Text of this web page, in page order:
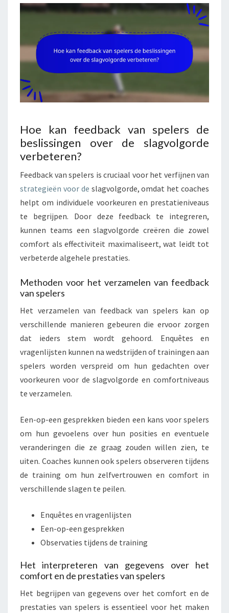
Hoe kan feedback van spelers de
beslissingen over de slagvolgorde
verbeteren?
Feedback van spelers is cruciaal voor het verfijnen van
strategieën voor de slagvolgorde, omdat het coaches
helpt om individuele voorkeuren en prestatieniveaus
te begrijpen. Door deze feedback te integreren,
kunnen teams een slagvolgorde creëren die zowel
comfort als effectiviteit maximaliseert, wat leidt tot
verbeterde algehele prestaties.
Methoden voor het verzamelen van feedback
van spelers
Het verzamelen van feedback van spelers kan op
verschillende manieren gebeuren die ervoor zorgen
dat ieders stem wordt gehoord. Enquêtes en
vragenlijsten kunnen na wedstrijden of trainingen aan
spelers worden verspreid om hun gedachten over
voorkeuren voor de slagvolgorde en comfortniveaus
te verzamelen.
Een-op-een gesprekken bieden een kans voor spelers
om hun gevoelens over hun posities en eventuele
veranderingen die ze graag zouden willen zien, te
uiten. Coaches kunnen ook spelers observeren tijdens
de training om hun zelfvertrouwen en comfort in
verschillende slagen te peilen.
Enquêtes en vragenlijsten
Een-op-een gesprekken
Observaties tijdens de training
Het interpreteren van gegevens over het
comfort en de prestaties van spelers
Het begrijpen van gegevens over het comfort en de
prestaties van spelers is essentieel voor het maken